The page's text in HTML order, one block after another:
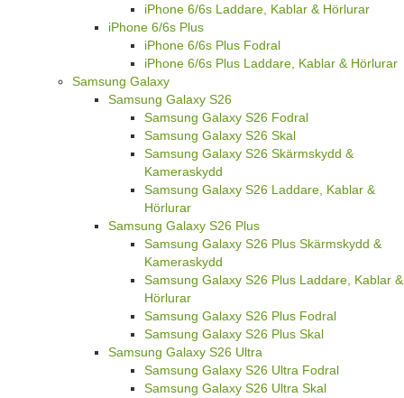
iPhone 6/6s Laddare, Kablar & Hörlurar
iPhone 6/6s Plus
iPhone 6/6s Plus Fodral
iPhone 6/6s Plus Laddare, Kablar & Hörlurar
Samsung Galaxy
Samsung Galaxy S26
Samsung Galaxy S26 Fodral
Samsung Galaxy S26 Skal
Samsung Galaxy S26 Skärmskydd &
Kameraskydd
Samsung Galaxy S26 Laddare, Kablar &
Hörlurar
Samsung Galaxy S26 Plus
Samsung Galaxy S26 Plus Skärmskydd &
Kameraskydd
Samsung Galaxy S26 Plus Laddare, Kablar &
Hörlurar
Samsung Galaxy S26 Plus Fodral
Samsung Galaxy S26 Plus Skal
Samsung Galaxy S26 Ultra
Samsung Galaxy S26 Ultra Fodral
Samsung Galaxy S26 Ultra Skal